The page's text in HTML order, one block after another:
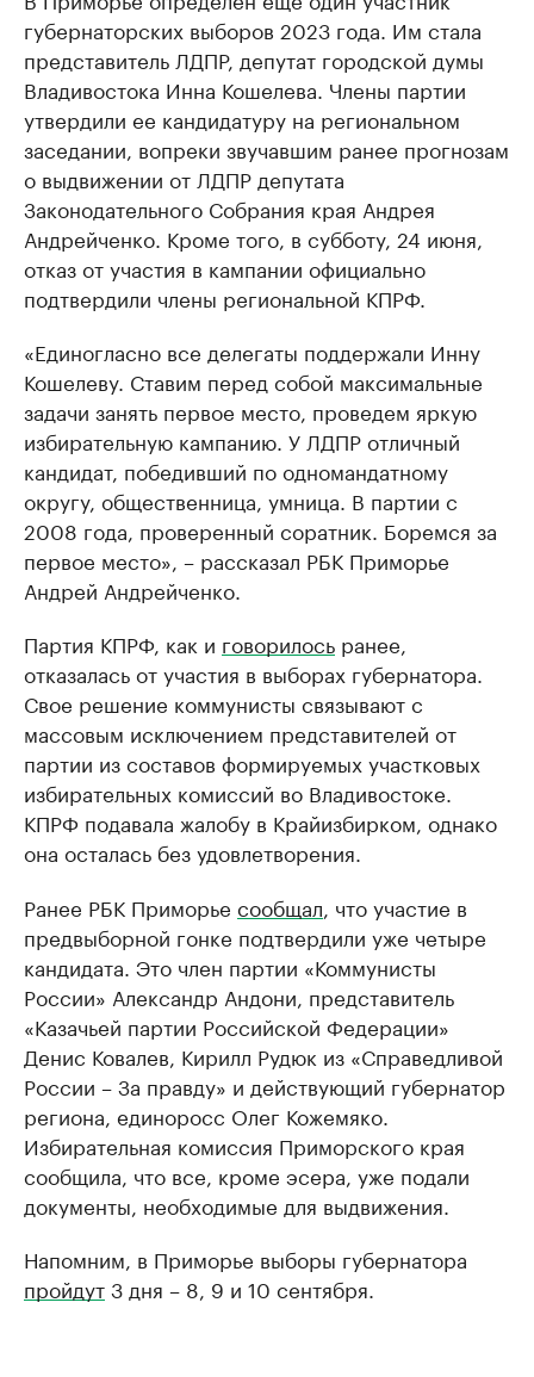
губернаторских выборов 2023 года. Им стала
представитель ЛДПР, депутат городской думы
Владивостока Инна Кошелева. Члены партии
утвердили ее кандидатуру на региональном
заседании, вопреки звучавшим ранее прогнозам
о выдвижении от ЛДПР депутата
Законодательного Собрания края Андрея
Андрейченко. Кроме того, в субботу, 24 июня,
отказ от участия в кампании официально
подтвердили члены региональной КПРФ.
«Единогласно все делегаты поддержали Инну
Кошелеву. Ставим перед собой максимальные
задачи занять первое место, проведем яркую
избирательную кампанию. У ЛДПР отличный
кандидат, победивший по одномандатному
округу, общественница, умница. В партии с
2008 года, проверенный соратник. Боремся за
первое место», – рассказал РБК Приморье
Андрей Андрейченко.
Партия КПРФ, как и говорилось ранее,
отказалась от участия в выборах губернатора.
Свое решение коммунисты связывают с
массовым исключением представителей от
партии из составов формируемых участковых
избирательных комиссий во Владивостоке.
КПРФ подавала жалобу в Крайизбирком, однако
она осталась без удовлетворения.
Ранее РБК Приморье сообщал , что участие в
предвыборной гонке подтвердили уже четыре
кандидата. Это член партии «Коммунисты
России» Александр Андони, представитель
«Казачьей партии Российской Федерации»
Денис Ковалев, Кирилл Рудюк из «Справедливой
России – За правду» и действующий губернатор
региона, единоросс Олег Кожемяко.
Избирательная комиссия Приморского края
сообщила, что все, кроме эсера, уже подали
документы, необходимые для выдвижения.
Напомним, в Приморье выборы губернатора
пройдут3 дня – 8, 9 и 10 сентября.